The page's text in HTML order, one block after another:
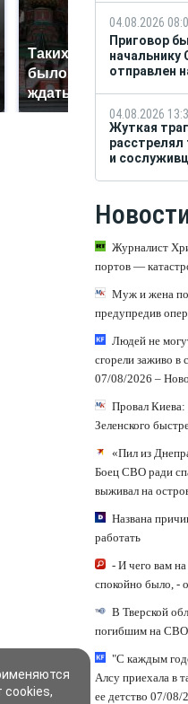
Таких событий не
было с 1945: чего
ждать всем нам?
04.08.2026
Приговор
начальнику
отправлен
04.08.2026
Жуткая
и
Журналист
портов —
Муж и жена
предупредив
Людей не
сгорели заживо
07/08/2026 –
Провал Киева:
Зеленского
«Пил из
Боец СВО ради
выживал на
Названа
работать
- И чего вам на
спокойно было, -
В Тверской
погибшим на СВО
"С каждым
Алсу приехала в
ее детство 07/
cookies,